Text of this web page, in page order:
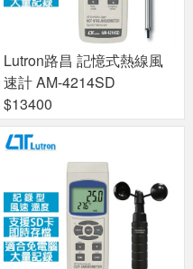
Lutron路昌 記憶式熱線風
速計 AM-4214SD
$13400